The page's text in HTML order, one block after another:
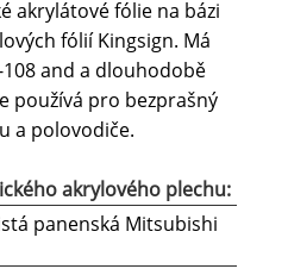
akrylátové fólie na bázi
fólií Kingsign. Má
and a dlouhodobě
používá pro bezprašný
a polovodiče.
akrylového plechu:
panenská Mitsubishi